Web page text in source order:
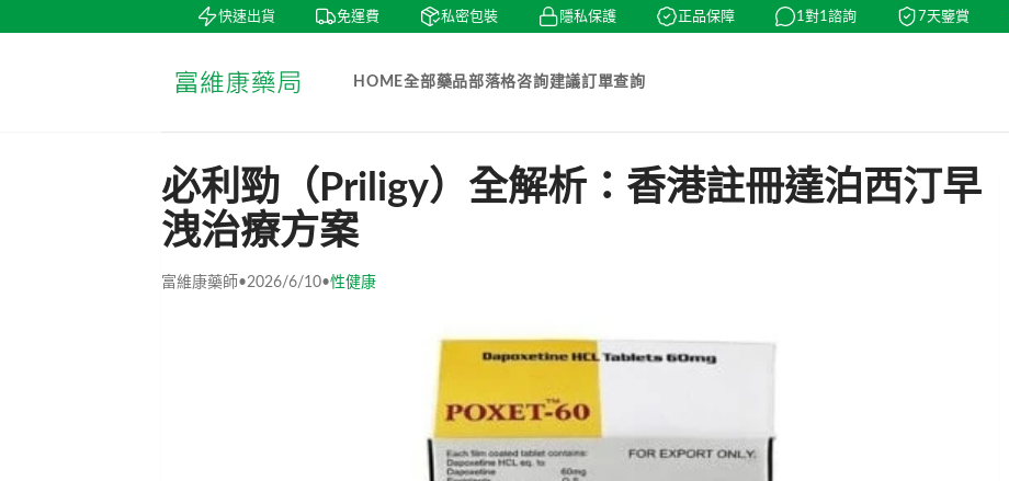
快速出貨 免運費 私密包裝 隱私保護 正品保障 1對1諮詢 7天鑒賞
HOME全部藥品部落格咨詢建議訂單查詢
必利勁（Priligy）全解析：香港註冊達泊西汀早
洩治療方案
富維康藥師•2026/6/10•性健康